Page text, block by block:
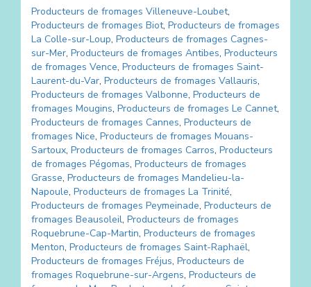
Producteurs de fromages Villeneuve-Loubet,
Producteurs de fromages Biot, Producteurs de fromages
La Colle-sur-Loup, Producteurs de fromages Cagnes-
sur-Mer, Producteurs de fromages Antibes, Producteurs
de fromages Vence, Producteurs de fromages Saint-
Laurent-du-Var, Producteurs de fromages Vallauris,
Producteurs de fromages Valbonne, Producteurs de
fromages Mougins, Producteurs de fromages Le Cannet,
Producteurs de fromages Cannes, Producteurs de
fromages Nice, Producteurs de fromages Mouans-
Sartoux, Producteurs de fromages Carros, Producteurs
de fromages Pégomas, Producteurs de fromages
Grasse, Producteurs de fromages Mandelieu-la-
Napoule, Producteurs de fromages La Trinité,
Producteurs de fromages Peymeinade, Producteurs de
fromages Beausoleil, Producteurs de fromages
Roquebrune-Cap-Martin, Producteurs de fromages
Menton, Producteurs de fromages Saint-Raphaël,
Producteurs de fromages Fréjus, Producteurs de
fromages Roquebrune-sur-Argens, Producteurs de